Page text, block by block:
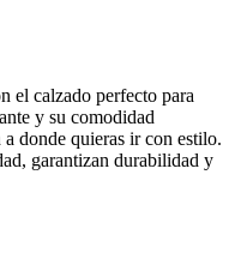
el calzado perfecto para
y su comodidad
donde quieras ir con estilo.
garantizan durabilidad y